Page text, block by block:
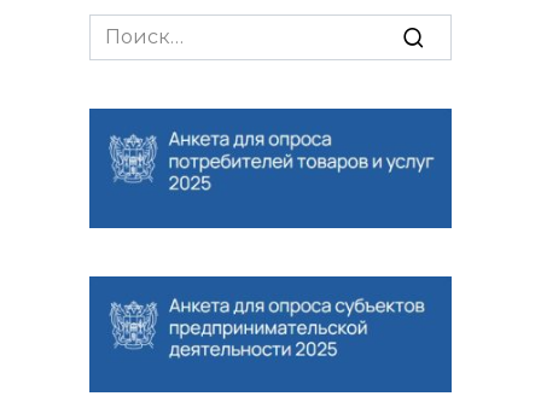
Search
for: